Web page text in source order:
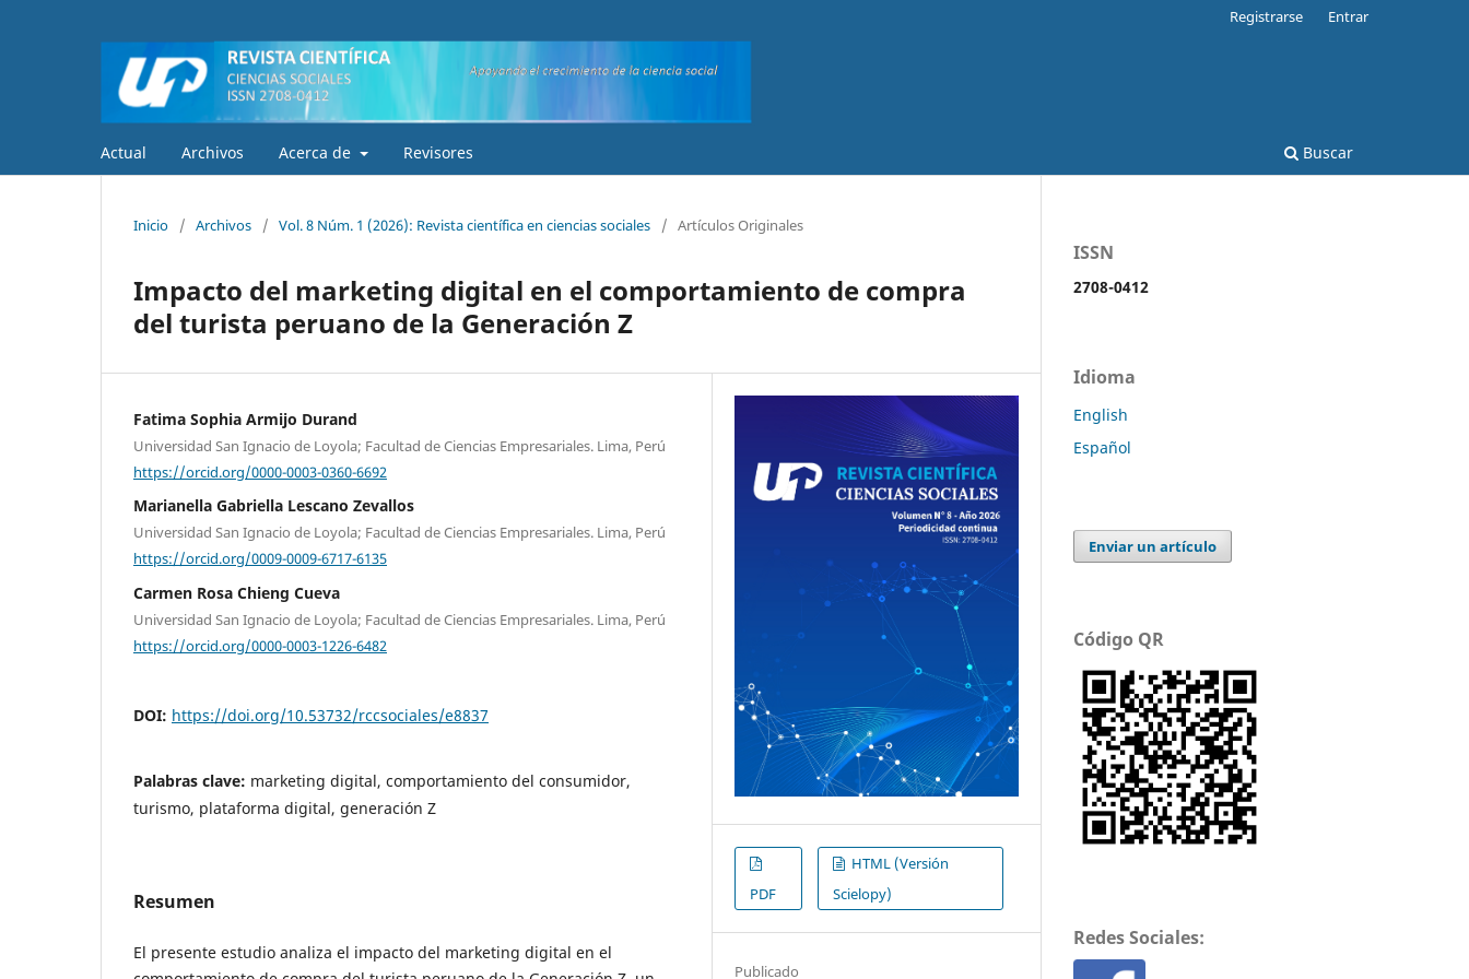
Actual Archivos Acerca de Revisores Buscar
Registrarse Entrar
Inicio / Archivos / Vol. 8 Núm. 1 (2026): Revista científica en ciencias sociales / Artículos Originales
Impacto del marketing digital en el comportamiento de compra
del turista peruano de la Generación Z
Fatima Sophia Armijo Durand
Universidad San Ignacio de Loyola; Facultad de Ciencias Empresariales. Lima, Perú
https://orcid.org/0000-0003-0360-6692
Marianella Gabriella Lescano Zevallos
Universidad San Ignacio de Loyola; Facultad de Ciencias Empresariales. Lima, Perú
https://orcid.org/0009-0009-6717-6135
Carmen Rosa Chieng Cueva
Universidad San Ignacio de Loyola; Facultad de Ciencias Empresariales. Lima, Perú
https://orcid.org/0000-0003-1226-6482
DOI: https://doi.org/10.53732/rccsociales/e8837
Palabras clave: marketing digital, comportamiento del consumidor,
turismo, plataforma digital, generación Z
Resumen
El presente estudio analiza el impacto del marketing digital en el
PDF
HTML (Versión
Scielopy)
Publicado
ISSN
2708-0412
Idioma
English
Español
Enviar un artículo
Código QR
Redes Sociales: